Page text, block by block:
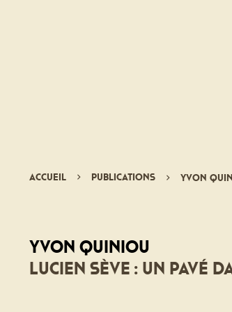
Accueil Publications Yvon
Yvon Quiniou
Lucien Sève : un